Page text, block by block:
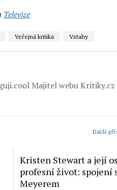
Televize
Veřejná kritika Vztahy
Majitel webu Kritiky.cz
Další
Kristen Stewart a její
profesní život: spojení
Meyerem